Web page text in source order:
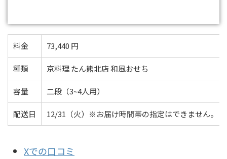
料金 73,440 円
種類 京料理 たん熊北店 和風おせち
容量 二段（3~4人用）
配送日 12/31（火）※お届け時間帯の指定はできません。
Xでの口コミ